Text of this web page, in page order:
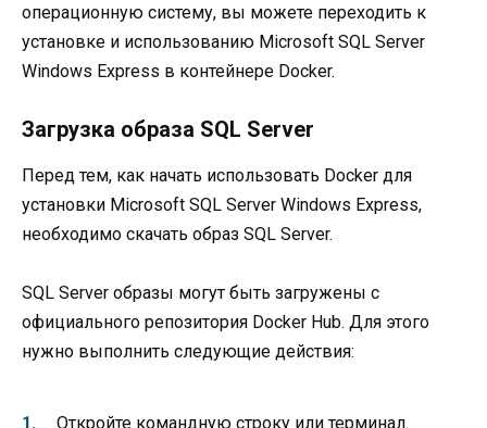
операционную систему, вы можете переходить к
установке и использованию Microsoft SQL Server
Windows Express в контейнере Docker.
Загрузка образа SQL Server
Перед тем, как начать использовать Docker для
установки Microsoft SQL Server Windows Express,
необходимо скачать образ SQL Server.
SQL Server образы могут быть загружены с
официального репозитория Docker Hub. Для этого
нужно выполнить следующие действия:
Откройте командную строку или терминал.